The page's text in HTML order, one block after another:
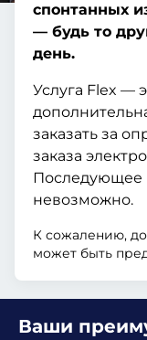
спонтанных
— будь то
день.
Услуга Flex —
заказать за
заказа
Последующее
невозможно.
К сожалению,
может быть
Ваши